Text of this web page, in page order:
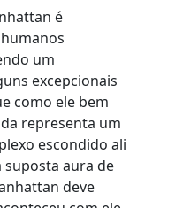
é
um
excepcionais
como ele bem
representa um
escondido ali
suposta aura de
deve